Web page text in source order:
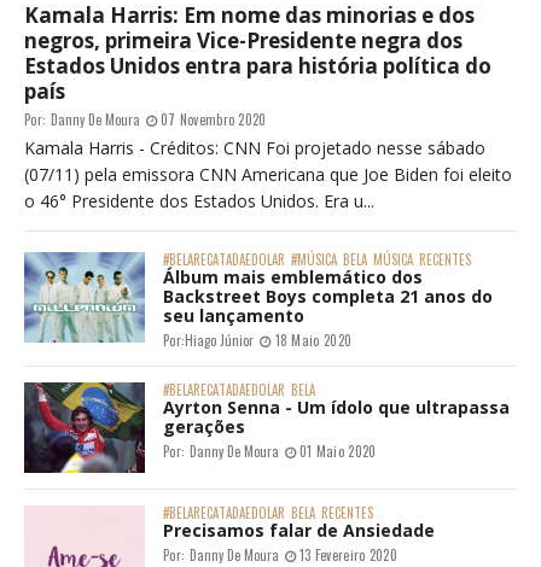
Kamala Harris: Em nome das minorias e dos
negros, primeira Vice-Presidente negra dos
Estados Unidos entra para história política do
país
Por: Danny De Moura 07 Novembro 2020
Kamala Harris - Créditos: CNN Foi projetado nesse sábado
(07/11) pela emissora CNN Americana que Joe Biden foi eleito
o 46° Presidente dos Estados Unidos. Era u...
#BELARECATADAEDOLAR #MÚSICA BELA MÚSICA RECENTES
Álbum mais emblemático dos
Backstreet Boys completa 21 anos do
seu lançamento
Por:Hiago Júnior 18 Maio 2020
#BELARECATADAEDOLAR BELA
Ayrton Senna - Um ídolo que ultrapassa
gerações
Por: Danny De Moura 01 Maio 2020
#BELARECATADAEDOLAR BELA RECENTES
Precisamos falar de Ansiedade
Por: Danny De Moura 13 Fevereiro 2020